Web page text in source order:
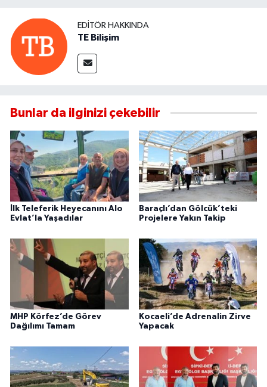
EDITÖR HAKKINDA
TE Bilişim
Bunlar da ilginizi çekebilir
İlk Teleferik Heyecanını Alo
Evlat’la Yaşadılar
Baraçlı’dan Gölcük’teki
Projelere Yakın Takip
MHP Körfez’de Görev
Dağılımı Tamam
Kocaeli’de Adrenalin Zirve
Yapacak